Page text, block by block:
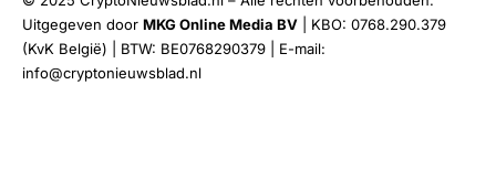
Uitgegeven door MKG Online Media BV | KBO: 0768.290.379
(KvK België) | BTW: BE0768290379 | E-mail:
info@cryptonieuwsblad.nl